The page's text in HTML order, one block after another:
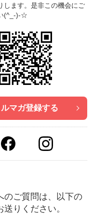
は、オンオフの切り
せてくれた出来事で
ヒーが好きだからや
某シアトル系コーヒ
ヒーや紅茶、フード
め、「カフェ開業」
の仕事へ。
します。是非この機会にご
(^_-)-☆
マガ登録する
のご質問は、以下の
りください。